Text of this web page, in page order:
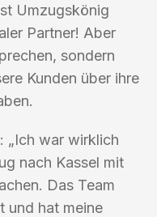
Umzugskönig
Partner! Aber
sondern
Kunden über ihre
„Ich war wirklich
nach Kassel mit
Das Team
und hat meine